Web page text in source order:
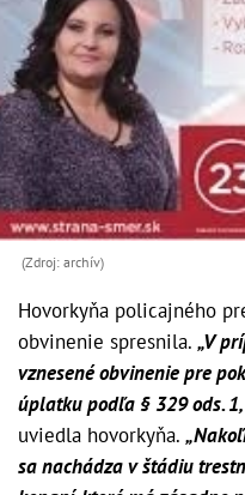
(Zdroj: archív)
Hovorkyňa policajného
obvinenie spresnila. „V
vznesené obvinenie pre
úplatku podľa § 329 ods. 1,
uviedla hovorkyňa.
sa nachádza v štádiu